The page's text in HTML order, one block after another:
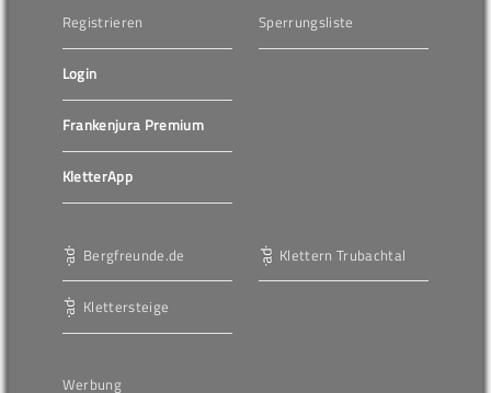
Registrieren
Login
Frankenjura Premium
KletterApp
Sperrungsliste
Bergfreunde.de
Klettersteige
Klettern Trubachtal
Werbung